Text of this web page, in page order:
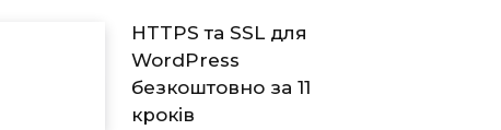
HTTPS та SSL для
WordPress
безкоштовно за 11
кроків